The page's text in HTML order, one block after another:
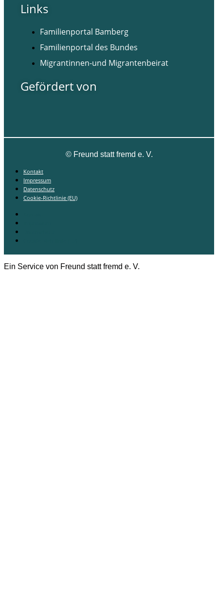
Links
Familienportal Bamberg
Familienportal des Bundes
Migrantinnen-und Migrantenbeirat
Gefördert von
©Freund statt fremd e. V.
Kontakt
Impressum
Datenschutz
Cookie-Richtlinie (EU)
Ein Service von Freund statt fremd e. V.